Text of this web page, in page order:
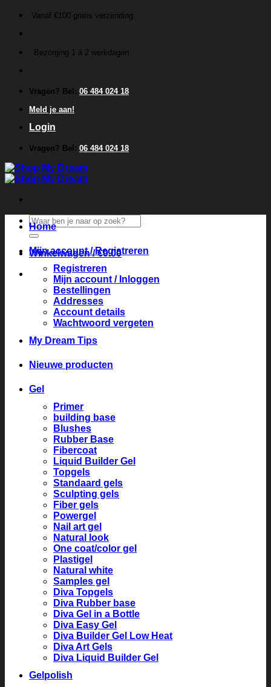
inhoud
Vanaf €100 gratis verzending
Bezorging 1 á 2 werkdagen
Vragen? Bel: 06 484 024 18
Meld je aan!
Login
Vragen? Bel: 06 484 024 18
Zoeken
naar:
Winkelwagen /€0.00
Home
Mijn account / Registreren
Registreren
Mijn account / Inloggen
Bestellingen
Addresses
Account details
Wachtwoord vergeten
My Dream Tips
Nieuwe producten
Gel
Primer
building base
Blushes
Rubber Base
Fibercoat
Liquid Builder Gel
Topgels
Standaard gels
Sculpting gels
Fiber gels
Powergel
Nail art gel
Natural look
One coat/color gel
Plastigel
Natural white
Samples gel
Diva Topgels
Diva Rubber base
Diva Gel in a Bottle
Diva Easy Gel
Diva Builder Gel Low Heat
Diva Art Gels
Diva Liquid Builder Gel
Gelpolish